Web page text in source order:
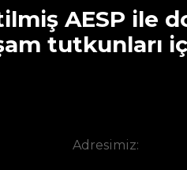
AESP ile
tutkunları
Adresimiz: